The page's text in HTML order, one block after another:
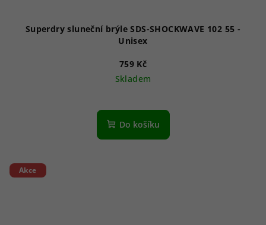
Superdry sluneční brýle SDS-SHOCKWAVE 102 55 -
Unisex
759 Kč
Skladem
Do košíku
Akce